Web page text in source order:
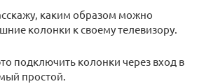
каким образом можно
колонки к своему телевизору.
подключить колонки через вход в
простой.